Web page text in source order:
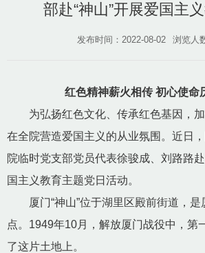
部赴“神山”开展爱国主
发布时间：2022-08-02 浏览人
红色精神薪火相传 初心使命
为弘扬红色文化、传承红色基因，加
在全院营造爱国主义的从业氛围。近日
院临时党支部党员代表徐骏成、刘路路
国主义教育主题党日活动。
厦门“神山”位于湖里区殿前街道，是
点。1949年10月，解放厦门战役中，第
了这片土地上。